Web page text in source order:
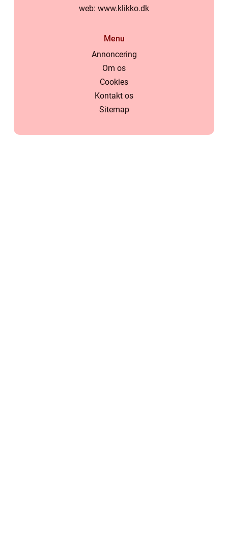
web: www.klikko.dk
Menu
Annoncering
Om os
Cookies
Kontakt os
Sitemap